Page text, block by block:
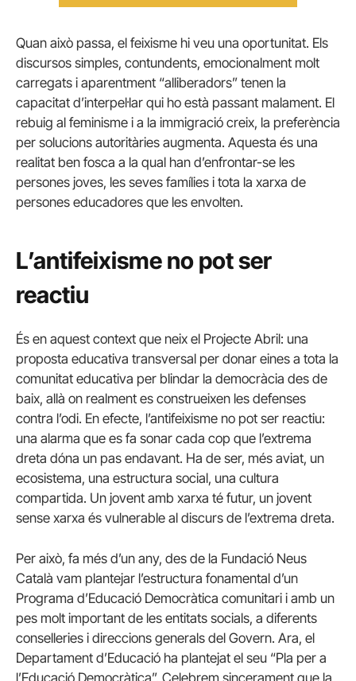
Quan això passa, el feixisme hi veu una oportunitat. Els
discursos simples, contundents, emocionalment molt
carregats i aparentment “alliberadors” tenen la
capacitat d’interpel·lar qui ho està passant malament. El
rebuig al feminisme i a la immigració creix, la preferència
per solucions autoritàries augmenta. Aquesta és una
realitat ben fosca a la qual han d’enfrontar-se les
persones joves, les seves famílies i tota la xarxa de
persones educadores que les envolten.
L’antifeixisme no pot ser
reactiu
És en aquest context que neix el Projecte Abril: una
proposta educativa transversal per donar eines a tota la
comunitat educativa per blindar la democràcia des de
baix, allà on realment es construeixen les defenses
contra l’odi. En efecte, l’antifeixisme no pot ser reactiu:
una alarma que es fa sonar cada cop que l’extrema
dreta dóna un pas endavant. Ha de ser, més aviat, un
ecosistema, una estructura social, una cultura
compartida. Un jovent amb xarxa té futur, un jovent
sense xarxa és vulnerable al discurs de l’extrema dreta.
Per això, fa més d’un any, des de la Fundació Neus
Català vam plantejar l’estructura fonamental d’un
Programa d’Educació Democràtica comunitari i amb un
pes molt important de les entitats socials, a diferents
conselleries i direccions generals del Govern. Ara, el
Departament d’Educació ha plantejat el seu “Pla per a